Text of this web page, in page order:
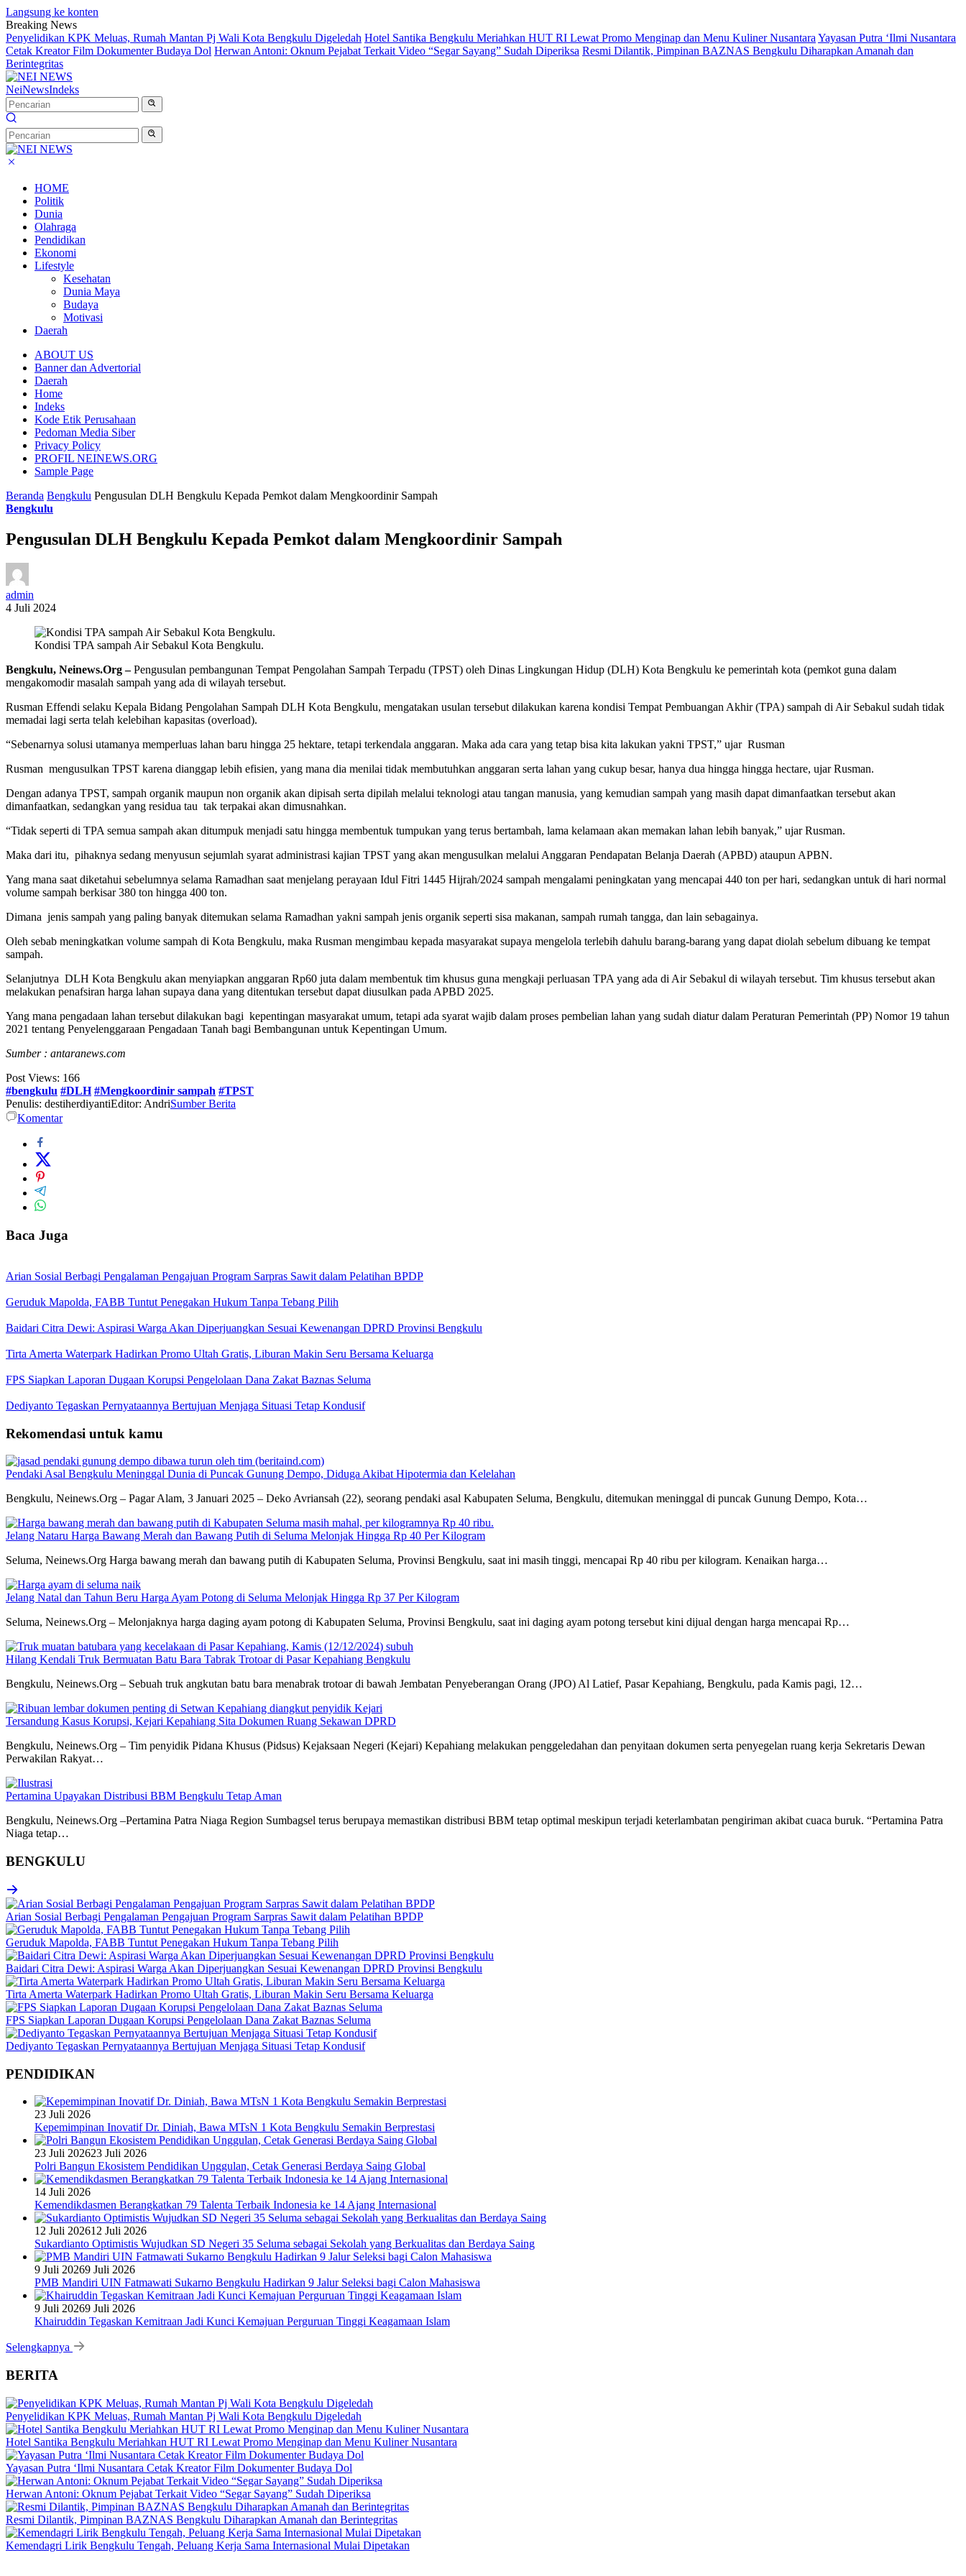
Langsung ke konten
Breaking News
Penyelidikan KPK Meluas, Rumah Mantan Pj Wali Kota Bengkulu Digeledah Hotel Santika Bengkulu Meriahkan HUT RI Lewat Promo Menginap dan Menu Kuliner Nusantara Yayasan Putra ‘Ilmi Nusantara
Cetak Kreator Film Dokumenter Budaya Dol Herwan Antoni: Oknum Pejabat Terkait Video “Segar Sayang” Sudah Diperiksa Resmi Dilantik, Pimpinan BAZNAS Bengkulu Diharapkan Amanah dan
Berintegritas
NeiNewsIndeks
HOME
Politik
Dunia
Olahraga
Pendidikan
Ekonomi
Lifestyle
Kesehatan
Dunia Maya
Budaya
Motivasi
Daerah
ABOUT US
Banner dan Advertorial
Daerah
Home
Indeks
Kode Etik Perusahaan
Pedoman Media Siber
Privacy Policy
PROFIL NEINEWS.ORG
Sample Page
Beranda Bengkulu Pengusulan DLH Bengkulu Kepada Pemkot dalam Mengkoordinir Sampah
Bengkulu
Pengusulan DLH Bengkulu Kepada Pemkot dalam Mengkoordinir Sampah
admin
4 Juli 2024
Kondisi TPA sampah Air Sebakul Kota Bengkulu.
Bengkulu, Neinews.Org –Pengusulan pembangunan Tempat Pengolahan Sampah Terpadu (TPST) oleh Dinas Lingkungan Hidup (DLH) Kota Bengkulu ke pemerintah kota (pemkot guna dalam
mengakomodir masalah sampah yang ada di wilayah tersebut.
Rusman Effendi selaku Kepala Bidang Pengolahan Sampah DLH Kota Bengkulu, mengatakan usulan tersebut dilakukan karena kondisi Tempat Pembuangan Akhir (TPA) sampah di Air Sebakul sudah tidak
memadai lagi serta telah kelebihan kapasitas (overload).
“Sebenarnya solusi utamanya memperluas lahan baru hingga 25 hektare, tetapi terkendala anggaran. Maka ada cara yang tetap bisa kita lakukan yakni TPST,” ujar Rusman
Rusman mengusulkan TPST karena dianggap lebih efisien, yang mana dia menilai tidak membutuhkan anggaran serta lahan yang cukup besar, hanya dua hingga hingga hectare, ujar Rusman.
Dengan adanya TPST, sampah organik maupun non organik akan dipisah serta dipilah melalui teknologi atau tangan manusia, yang kemudian sampah yang masih dapat dimanfaatkan tersebut akan
dimanfaatkan, sedangkan yang residua tau tak terpakai akan dimusnahkan.
“Tidak seperti di TPA semua sampah akan ditumpuk menjadi satu hingga membentuk tumpukan yang terus bertambah, lama kelamaan akan memakan lahan lebih banyak,” ujar Rusman.
Maka dari itu, pihaknya sedang menyusun sejumlah syarat administrasi kajian TPST yang akan mengusulkan melalui Anggaran Pendapatan Belanja Daerah (APBD) ataupun APBN.
Yang mana saat diketahui sebelumnya selama Ramadhan saat menjelang perayaan Idul Fitri 1445 Hijrah/2024 sampah mengalami peningkatan yang mencapai 440 ton per hari, sedangkan untuk di hari normal
volume sampah berkisar 380 ton hingga 400 ton.
Dimana jenis sampah yang paling banyak ditemukan selama Ramadhan yakni sampah jenis organik seperti sisa makanan, sampah rumah tangga, dan lain sebagainya.
Oleh sebab meningkatkan volume sampah di Kota Bengkulu, maka Rusman mengimbau kepada masyarakat supaya mengelola terlebih dahulu barang-barang yang dapat diolah sebelum dibuang ke tempat
sampah.
Selanjutnya DLH Kota Bengkulu akan menyiapkan anggaran Rp60 juta dalam membentuk tim khusus guna mengkaji perluasan TPA yang ada di Air Sebakul di wilayah tersebut. Tim khusus tersebut akan
melakukan penafsiran harga lahan supaya dana yang ditentukan tersebut dapat diusulkan pada APBD 2025.
Yang mana pengadaan lahan tersebut dilakukan bagi kepentingan masyarakat umum, tetapi ada syarat wajib dalam proses pembelian lahan yang sudah diatur dalam Peraturan Pemerintah (PP) Nomor 19 tahun
2021 tentang Penyelenggaraan Pengadaan Tanah bagi Bembangunan untuk Kepentingan Umum.
Sumber : antaranews.com
Post Views: 166
#bengkulu #DLH #Mengkoordinir sampah #TPST
Penulis: destiherdiyantiEditor: AndriSumber Berita
Komentar
Baca Juga
Arian Sosial Berbagi Pengalaman Pengajuan Program Sarpras Sawit dalam Pelatihan BPDP
Geruduk Mapolda, FABB Tuntut Penegakan Hukum Tanpa Tebang Pilih
Baidari Citra Dewi: Aspirasi Warga Akan Diperjuangkan Sesuai Kewenangan DPRD Provinsi Bengkulu
Tirta Amerta Waterpark Hadirkan Promo Ultah Gratis, Liburan Makin Seru Bersama Keluarga
FPS Siapkan Laporan Dugaan Korupsi Pengelolaan Dana Zakat Baznas Seluma
Dediyanto Tegaskan Pernyataannya Bertujuan Menjaga Situasi Tetap Kondusif
Rekomendasi untuk kamu
Pendaki Asal Bengkulu Meninggal Dunia di Puncak Gunung Dempo, Diduga Akibat Hipotermia dan Kelelahan
Bengkulu, Neinews.Org – Pagar Alam, 3 Januari 2025 – Deko Avriansah (22), seorang pendaki asal Kabupaten Seluma, Bengkulu, ditemukan meninggal di puncak Gunung Dempo, Kota…
Jelang Nataru Harga Bawang Merah dan Bawang Putih di Seluma Melonjak Hingga Rp 40 Per Kilogram
Seluma, Neinews.Org Harga bawang merah dan bawang putih di Kabupaten Seluma, Provinsi Bengkulu, saat ini masih tinggi, mencapai Rp 40 ribu per kilogram. Kenaikan harga…
Jelang Natal dan Tahun Beru Harga Ayam Potong di Seluma Melonjak Hingga Rp 37 Per Kilogram
Seluma, Neinews.Org – Melonjaknya harga daging ayam potong di Kabupaten Seluma, Provinsi Bengkulu, saat ini daging ayam potong tersebut kini dijual dengan harga mencapai Rp…
Hilang Kendali Truk Bermuatan Batu Bara Tabrak Trotoar di Pasar Kepahiang Bengkulu
Bengkulu, Neinews.Org – Sebuah truk angkutan batu bara menabrak trotoar di bawah Jembatan Penyeberangan Orang (JPO) Al Latief, Pasar Kepahiang, Bengkulu, pada Kamis pagi, 12…
Tersandung Kasus Korupsi, Kejari Kepahiang Sita Dokumen Ruang Sekawan DPRD
Bengkulu, Neinews.Org – Tim penyidik Pidana Khusus (Pidsus) Kejaksaan Negeri (Kejari) Kepahiang melakukan penggeledahan dan penyitaan dokumen serta penyegelan ruang kerja Sekretaris Dewan
Perwakilan Rakyat…
Pertamina Upayakan Distribusi BBM Bengkulu Tetap Aman
Bengkulu, Neinews.Org –Pertamina Patra Niaga Region Sumbagsel terus berupaya memastikan distribusi BBM tetap optimal meskipun terjadi keterlambatan pengiriman akibat cuaca buruk. “Pertamina Patra
Niaga tetap…
BENGKULU
Arian Sosial Berbagi Pengalaman Pengajuan Program Sarpras Sawit dalam Pelatihan BPDP
Geruduk Mapolda, FABB Tuntut Penegakan Hukum Tanpa Tebang Pilih
Baidari Citra Dewi: Aspirasi Warga Akan Diperjuangkan Sesuai Kewenangan DPRD Provinsi Bengkulu
Tirta Amerta Waterpark Hadirkan Promo Ultah Gratis, Liburan Makin Seru Bersama Keluarga
FPS Siapkan Laporan Dugaan Korupsi Pengelolaan Dana Zakat Baznas Seluma
Dediyanto Tegaskan Pernyataannya Bertujuan Menjaga Situasi Tetap Kondusif
PENDIDIKAN
23 Juli 2026
Kepemimpinan Inovatif Dr. Diniah, Bawa MTsN 1 Kota Bengkulu Semakin Berprestasi
23 Juli 202623 Juli 2026
Polri Bangun Ekosistem Pendidikan Unggulan, Cetak Generasi Berdaya Saing Global
14 Juli 2026
Kemendikdasmen Berangkatkan 79 Talenta Terbaik Indonesia ke 14 Ajang Internasional
12 Juli 202612 Juli 2026
Sukardianto Optimistis Wujudkan SD Negeri 35 Seluma sebagai Sekolah yang Berkualitas dan Berdaya Saing
9 Juli 20269 Juli 2026
PMB Mandiri UIN Fatmawati Sukarno Bengkulu Hadirkan 9 Jalur Seleksi bagi Calon Mahasiswa
9 Juli 20269 Juli 2026
Khairuddin Tegaskan Kemitraan Jadi Kunci Kemajuan Perguruan Tinggi Keagamaan Islam
Selengkapnya
BERITA
Penyelidikan KPK Meluas, Rumah Mantan Pj Wali Kota Bengkulu Digeledah
Hotel Santika Bengkulu Meriahkan HUT RI Lewat Promo Menginap dan Menu Kuliner Nusantara
Yayasan Putra ‘Ilmi Nusantara Cetak Kreator Film Dokumenter Budaya Dol
Herwan Antoni: Oknum Pejabat Terkait Video “Segar Sayang” Sudah Diperiksa
Resmi Dilantik, Pimpinan BAZNAS Bengkulu Diharapkan Amanah dan Berintegritas
Kemendagri Lirik Bengkulu Tengah, Peluang Kerja Sama Internasional Mulai Dipetakan